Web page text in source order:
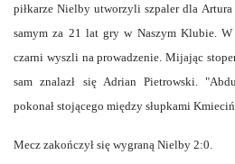
piłkarze Nielby utworzyli szpaler dla
samym za 21 lat gry w Naszym Klubie. W
czarni wyszli na prowadzenie. Mijając
sam znalazł się Adrian Pietrowski.
pokonał stojącego między słupkami
Mecz zakończył się wygraną Nielby 2:0.